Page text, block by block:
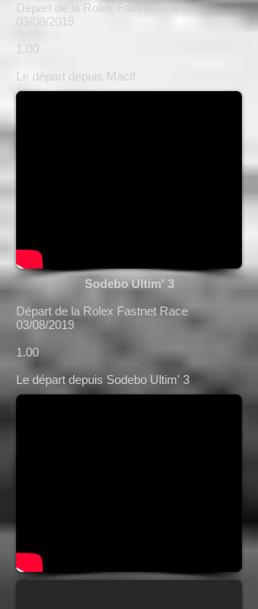
Départ de la Rolex Fastnet Race
03/08/2019
1.00
Le départ depuis Macif
Sodebo Ultim' 3
Départ de la Rolex Fastnet Race
03/08/2019
1.00
Le départ depuis Sodebo Ultim' 3